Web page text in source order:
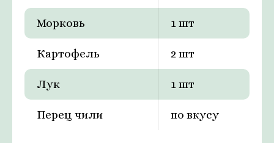
Морковь 1 шт
Картофель 2 шт
Лук 1 шт
Перец чили по вкусу